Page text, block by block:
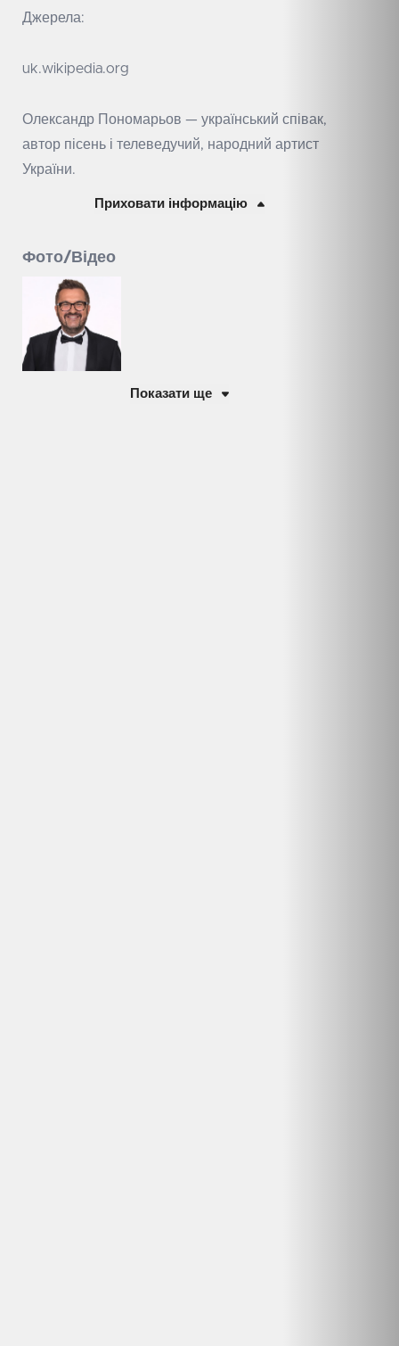
Джерела:
uk.wikipedia.org
Олександр Пономарьов — український співак,
автор пісень і телеведучий, народний артист
України.
Приховати інформацію
Фото/Відео
Показати ще